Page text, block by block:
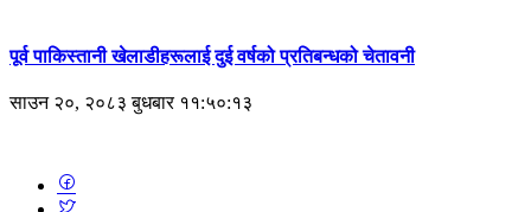
पूर्व पाकिस्तानी खेलाडीहरूलाई दुई वर्षको प्रतिबन्धको चेतावनी
साउन २०, २०८३ बुधबार ११:५०:१३